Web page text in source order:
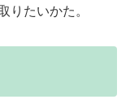
りたいかた。